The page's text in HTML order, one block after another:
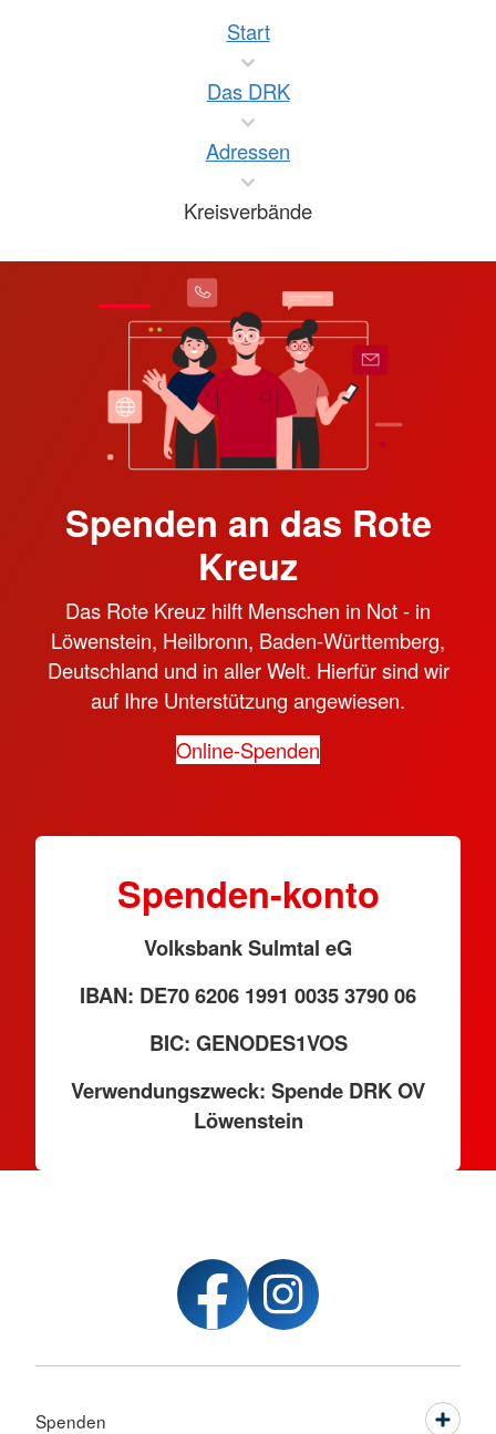
Start
Das DRK
Adressen
Kreisverbände
Spenden an das Rote
Kreuz
Das Rote Kreuz hilft Menschen in Not - in
Löwenstein, Heilbronn, Baden-Württemberg,
Deutschland und in aller Welt. Hierfür sind wir
auf Ihre Unterstützung angewiesen.
Online-Spenden
Spenden-konto
Volksbank Sulmtal eG
IBAN: DE70 6206 1991 0035 3790 06
BIC: GENODES1VOS
Verwendungszweck: Spende DRK OV
Löwenstein
Spenden